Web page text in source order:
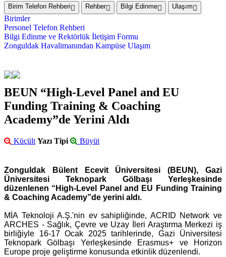
Birim Telefon Rehberi Rehber Bilgi Edinme Ulaşım
Birimler
Personel Telefon Rehberi
Bilgi Edinme ve Rektörlük İletişim Formu
Zonguldak Havalimanından Kampüse Ulaşım
BEUN “High-Level Panel and EU
Funding Training & Coaching
Academy”de Yerini Aldı
Küçült Yazı Tipi Büyüt
Zonguldak Bülent Ecevit Üniversitesi (BEUN), Gazi
Üniversitesi Teknopark Gölbaşı Yerleşkesinde
düzenlenen “High-Level Panel and EU Funding Training
& Coaching Academy”de yerini aldı.
MİA Teknoloji A.Ş.'nin ev sahipliğinde, ACRID Network ve
ARCHES - Sağlık, Çevre ve Uzay İleri Araştırma Merkezi iş
birliğiyle 16-17 Ocak 2025 tarihlerinde, Gazi Üniversitesi
Teknopark Gölbaşı Yerleşkesinde Erasmus+ ve Horizon
Europe proje geliştirme konusunda etkinlik düzenlendi.